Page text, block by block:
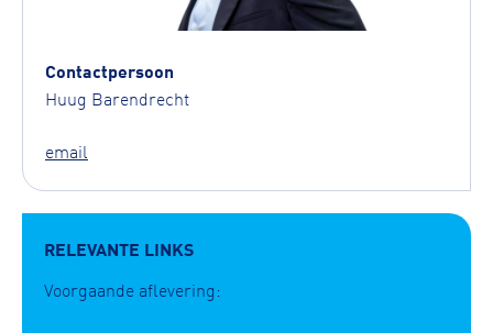
Contactpersoon
Huug Barendrecht
email
RELEVANTE LINKS
Voorgaande aflevering: